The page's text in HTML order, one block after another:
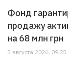
Фонд
продажу
на 68 млн грн
5 августа 2026, 09:25